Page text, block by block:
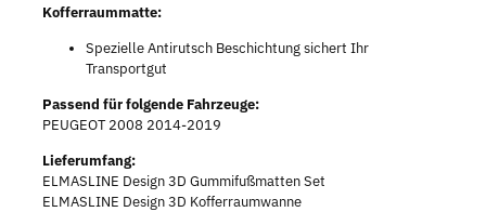
Kofferraummatte:
Spezielle Antirutsch Beschichtung sichert Ihr
Transportgut
Passend für folgende Fahrzeuge:
PEUGEOT 2008 2014-2019
Lieferumfang:
ELMASLINE Design 3D Gummifußmatten Set
ELMASLINE Design 3D Kofferraumwanne